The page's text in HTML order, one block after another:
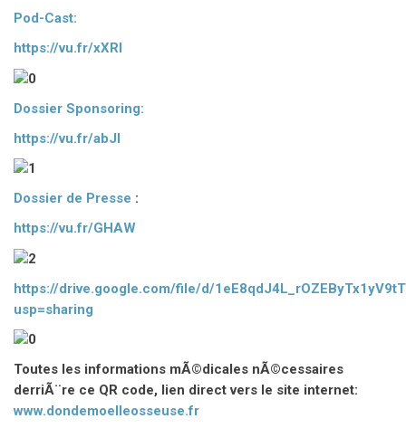
Pod-Cast:
https://vu.fr/xXRl
Dossier Sponsoring:
https://vu.fr/abJl
Dossier de Presse :
https://vu.fr/GHAW
https://drive.google.com/file/d/
usp=sharing
Toutes les informations mÃ©dicales nÃ©cessaires
derriÃ¨re ce QR code, lien direct vers le site internet:
www.dondemoelleosseuse.fr